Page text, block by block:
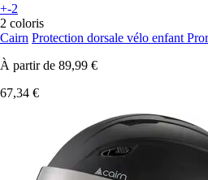
+-2
2 coloris
Cairn Protection dorsale vélo enfant
À partir de 89,99 €
67,34 €